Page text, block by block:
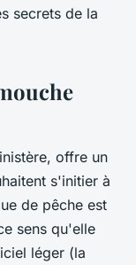
secrets de la
offre un
s'initier à
de pêche est
sens qu'elle
léger (la